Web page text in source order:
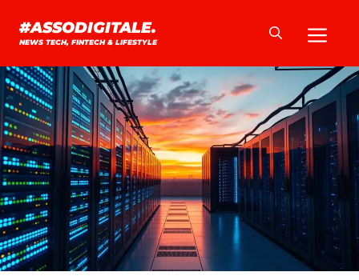
#ASSODIGITALE.
NEWS TECH, FINTECH & LIFESTYLE